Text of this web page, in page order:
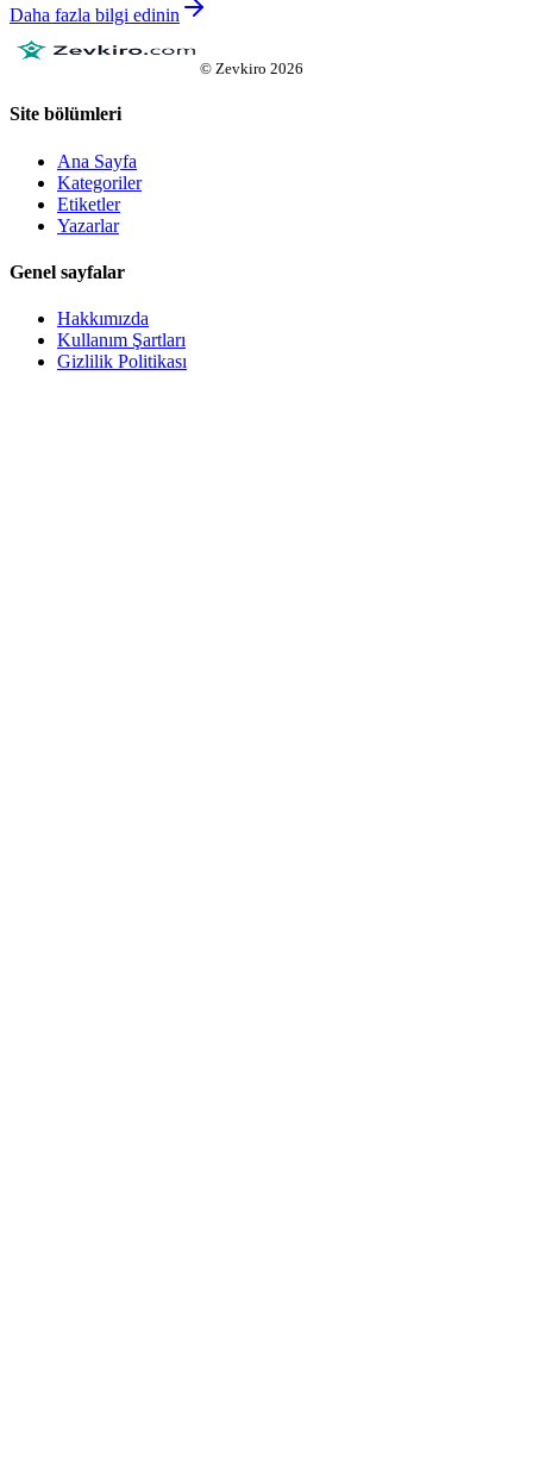
Daha fazla bilgi edinin
© Zevkiro 2026
Site bölümleri
Ana Sayfa
Kategoriler
Etiketler
Yazarlar
Genel sayfalar
Hakkımızda
Kullanım Şartları
Gizlilik Politikası